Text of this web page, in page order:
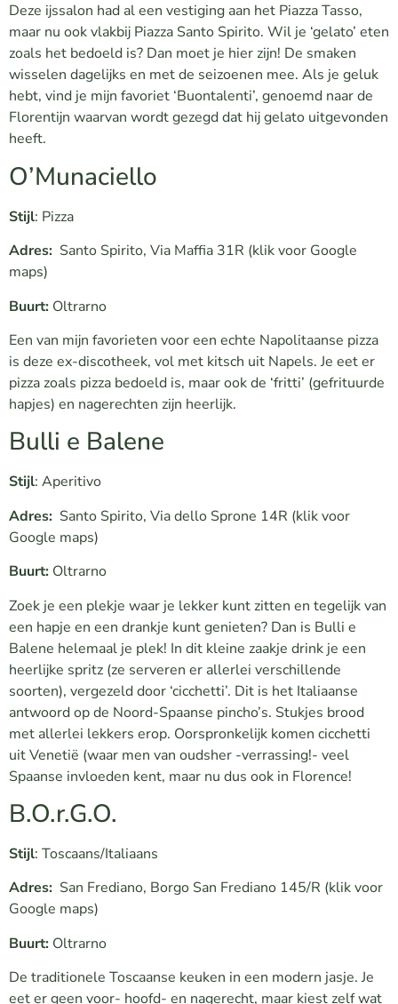
Deze ijssalon had al een vestiging aan het Piazza Tasso,
maar nu ook vlakbij Piazza Santo Spirito. Wil je ‘gelato’ eten
zoals het bedoeld is? Dan moet je hier zijn! De smaken
wisselen dagelijks en met de seizoenen mee. Als je geluk
hebt, vind je mijn favoriet ‘Buontalenti’, genoemd naar de
Florentijn waarvan wordt gezegd dat hij gelato uitgevonden
heeft.
O’Munaciello
Stijl: Pizza
Adres: Santo Spirito, Via Maffia 31R (klik voor Google
maps)
Buurt: Oltrarno
Een van mijn favorieten voor een echte Napolitaanse pizza
is deze ex-discotheek, vol met kitsch uit Napels. Je eet er
pizza zoals pizza bedoeld is, maar ook de ‘fritti’ (gefrituurde
hapjes) en nagerechten zijn heerlijk.
Bulli e Balene
Stijl: Aperitivo
Adres: Santo Spirito, Via dello Sprone 14R (klik voor
Google maps)
Buurt: Oltrarno
Zoek je een plekje waar je lekker kunt zitten en tegelijk van
een hapje en een drankje kunt genieten? Dan is Bulli e
Balene helemaal je plek! In dit kleine zaakje drink je een
heerlijke spritz (ze serveren er allerlei verschillende
soorten), vergezeld door ‘cicchetti’. Dit is het Italiaanse
antwoord op de Noord-Spaanse pincho’s. Stukjes brood
met allerlei lekkers erop. Oorspronkelijk komen cicchetti
uit Venetië (waar men van oudsher -verrassing!- veel
Spaanse invloeden kent, maar nu dus ook in Florence!
B.O.r.G.O.
Stijl: Toscaans/Italiaans
Adres: San Frediano, Borgo San Frediano 145/R (klik voor
Google maps)
Buurt: Oltrarno
De traditionele Toscaanse keuken in een modern jasje. Je
eet er geen voor- hoofd- en nagerecht, maar kiest zelf wat